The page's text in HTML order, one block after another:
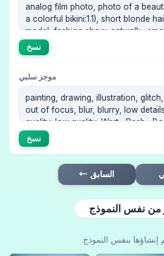
نسخ
موجز سلبي
نسخ
← السابق
نفس النموذج